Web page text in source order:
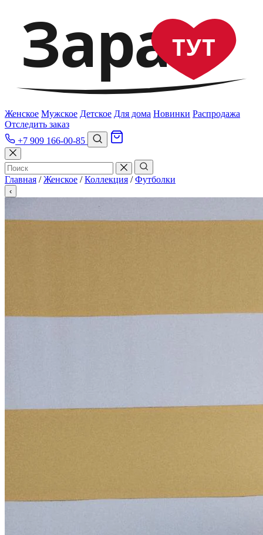
ЗараТУТ
Женское Мужское Детское Для дома Новинки Распродажа
Отследить заказ
+7 909 166-00-85
Главная / Женское / Коллекция / Футболки
‹